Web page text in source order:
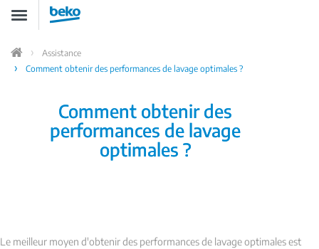
principal
Toggle
navigation
Home
Assistance
Comment obtenir des performances de lavage optimales ?
Comment obtenir des
performances de lavage
optimales ?
Le meilleur moyen d'obtenir des performances de lavage optimales est